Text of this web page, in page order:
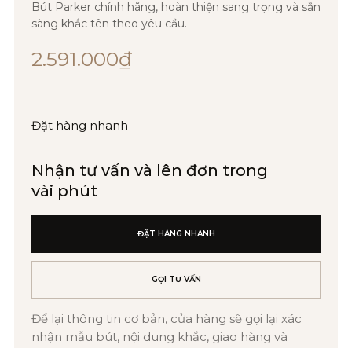
Bút Parker chính hãng, hoàn thiện sang trọng và sẵn
sàng khắc tên theo yêu cầu.
2.591.000₫
Đặt hàng nhanh
Nhận tư vấn và lên đơn trong
vài phút
Để lại thông tin cơ bản, cửa hàng sẽ gọi lại xác
nhận mẫu bút, nội dung khắc, giao hàng và
ĐẶT HÀNG NHANH
GỌI TƯ VẤN